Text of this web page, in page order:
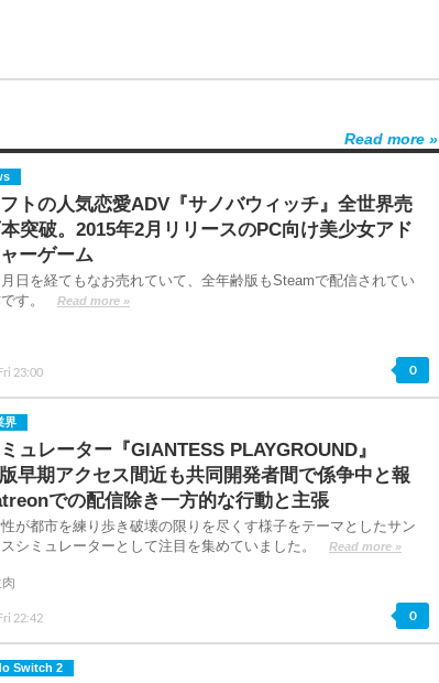
Read more
トの人気恋愛ADV『サノバウィッチ』全世界売
本突破。2015年2月リリースのPC向け美少女アド
ーゲーム
日を経てもなお売れていて、全年齢版もSteamで配信されてい
す。
Read more »
23:00 0
界
ュレーター『GIANTESS PLAYGROUND』
早期アクセス間近も共同開発者間で係争中と報
での配信除き一方的な行動と主張
が都市を練り歩き破壊の限りを尽くす様子をテーマとしたサン
シミュレーターとして注目を集めていました。
Read more »
22:42 0
Switch 2